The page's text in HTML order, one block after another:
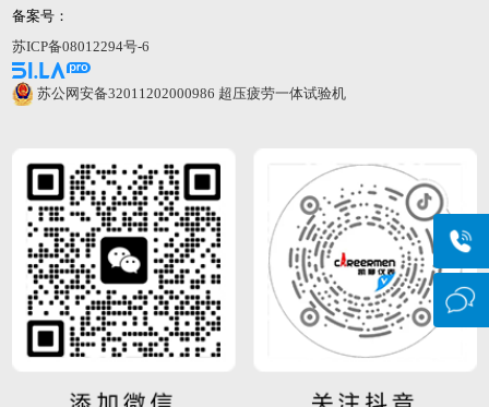
备案号：
苏ICP备08012294号-6
苏公网安备32011202000986 超压疲劳一体试验机